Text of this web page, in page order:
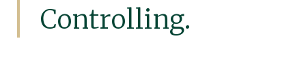
Controlling.